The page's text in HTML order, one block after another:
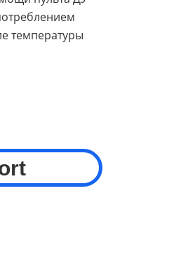
температуры